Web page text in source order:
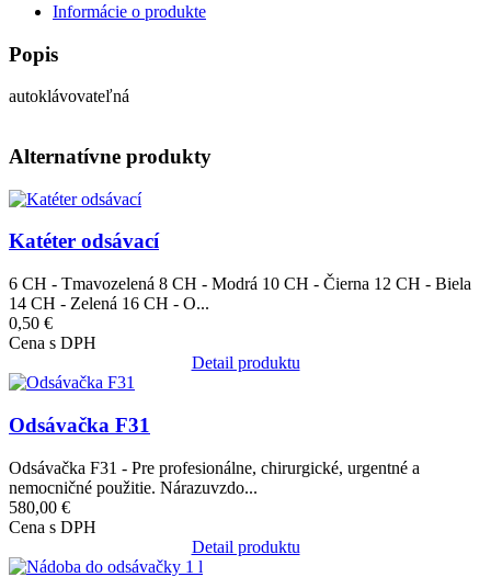
Informácie o produkte
Popis
autoklávovateľná
Alternatívne produkty
Obrázok
Katéter odsávací
6 CH - Tmavozelená 8 CH - Modrá 10 CH - Čierna 12 CH - Biela
14 CH - Zelená 16 CH - O...
0,50 €
Cena s DPH
Detail produktu
Obrázok
Odsávačka F31
Odsávačka F31 - Pre profesionálne, chirurgické, urgentné a
nemocničné použitie. Nárazuvzdo...
580,00 €
Cena s DPH
Detail produktu
Obrázok